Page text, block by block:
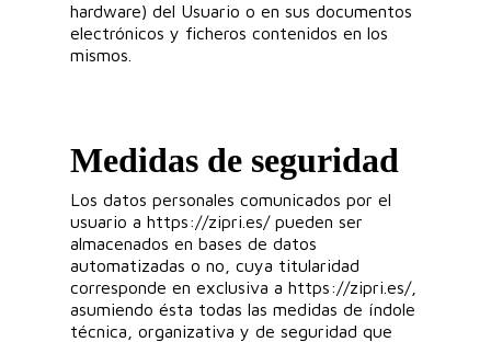
hardware) del Usuario o en sus documentos
electrónicos y ficheros contenidos en los
mismos.
Medidas de seguridad
Los datos personales comunicados por el
usuario a https://zipri.es/ pueden ser
almacenados en bases de datos
automatizadas o no, cuya titularidad
corresponde en exclusiva a https://zipri.es/,
asumiendo ésta todas las medidas de índole
técnica, organizativa y de seguridad que